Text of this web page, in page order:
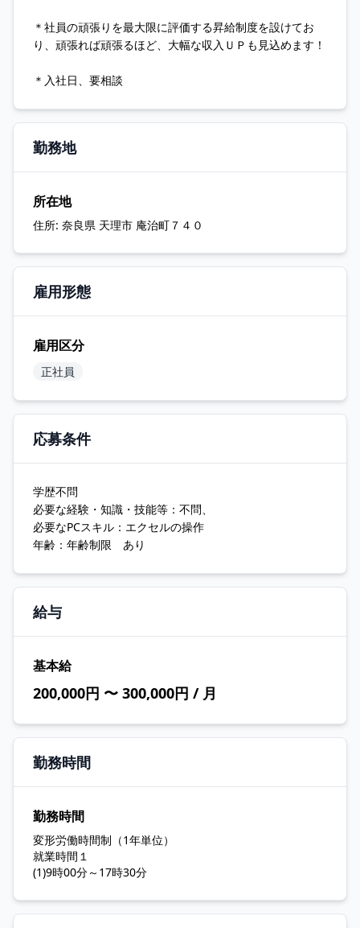
＊社員の頑張りを最大限に評価する昇給制度を設けてお
り、頑張れば頑張るほど、大幅な収入ＵＰも見込めます！
＊入社日、要相談
勤務地
所在地
住所: 奈良県 天理市 庵治町７４０
雇用形態
雇用区分
正社員
応募条件
学歴不問
必要な経験・知識・技能等：不問、
必要なPCスキル：エクセルの操作
年齢：年齢制限 あり
給与
基本給
200,000円 〜 300,000円 / 月
勤務時間
勤務時間
変形労働時間制（1年単位）
就業時間１
(1)9時00分～17時30分